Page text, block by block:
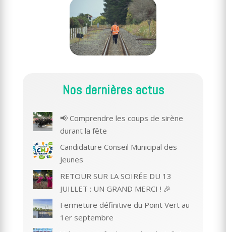
Nos dernières actus
📢 Comprendre les coups de sirène
durant la fête
Candidature Conseil Municipal des
Jeunes
RETOUR SUR LA SOIRÉE DU 13
JUILLET : UN GRAND MERCI ! 🎉
Fermeture définitive du Point Vert au
1er septembre